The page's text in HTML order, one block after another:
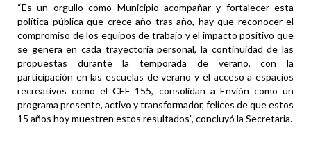
“Es un orgullo como Municipio acompañar y fortalecer esta
política pública que crece año tras año, hay que reconocer el
compromiso de los equipos de trabajo y el impacto positivo que
se genera en cada trayectoria personal, la continuidad de las
propuestas durante la temporada de verano, con la
participación en las escuelas de verano y el acceso a espacios
recreativos como el CEF 155, consolidan a Envión como un
programa presente, activo y transformador, felices de que estos
15 años hoy muestren estos resultados”, concluyó la Secretaria.